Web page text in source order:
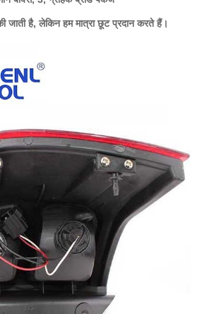
जाती है, लेकिन हम मात्रा छूट प्रदान करते हैं।